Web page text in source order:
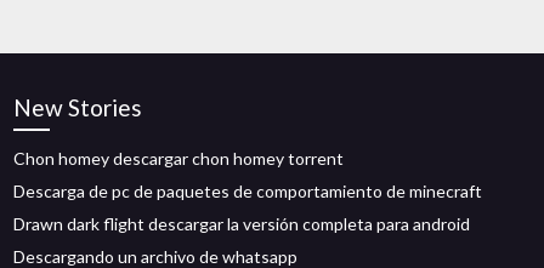
New Stories
Chon homey descargar chon homey torrent
Descarga de pc de paquetes de comportamiento de minecraft
Drawn dark flight descargar la versión completa para android
Descargando un archivo de whatsapp